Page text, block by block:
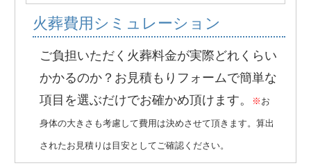
火葬費用シミュレーション
ご負担いただく火葬料金が実際どれくらい
かかるのか？お見積もりフォームで簡単な
項目を選ぶだけでお確かめ頂けます。
※ お
身体の大きさも考慮して費用は決めさせて頂きます。算出
されたお見積りは目安としてご確認ください。